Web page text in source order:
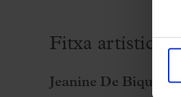
Fitxa artística
Jeanine De Bique,